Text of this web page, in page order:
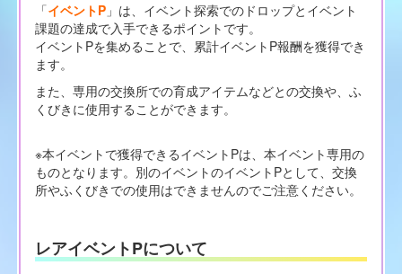
「イベントP」は、イベント探索でのドロップとイベント
課題の達成で入手できるポイントです。
イベントPを集めることで、累計イベントP報酬を獲得でき
ます。
また、専用の交換所での育成アイテムなどとの交換や、ふ
くびきに使用することができます。
※本イベントで獲得できるイベントPは、本イベント専用の
ものとなります。別のイベントのイベントPとして、交換
所やふくびきでの使用はできませんのでご注意ください。
レアイベントPについて